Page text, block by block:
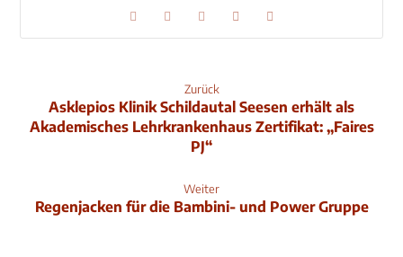
Zurück
Asklepios Klinik Schildautal Seesen erhält als
Akademisches Lehrkrankenhaus Zertifikat: „Faires
PJ“
Weiter
Regenjacken für die Bambini- und Power Gruppe